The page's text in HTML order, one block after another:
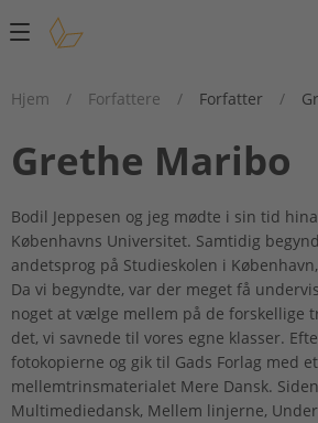
Main
Hjem
/ Forfattere / Forfatter /
Grethe Maribo
Bodil Jeppesen og jeg mødte i sin tid
Københavns Universitet. Samtidig
andetsprog på Studieskolen i
Da vi begyndte, var der meget få
noget at vælge mellem på de forskellige
det, vi savnede til vores egne klasser.
fotokopierne og gik til Gads Forlag med
mellemtrinsmaterialet Mere Dansk.
Multimediedansk, Mellem linjerne,